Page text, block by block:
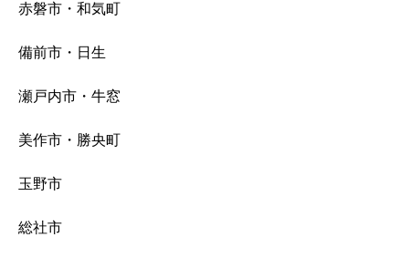
赤磐市・和気町
備前市・日生
瀬戸内市・牛窓
美作市・勝央町
玉野市
総社市